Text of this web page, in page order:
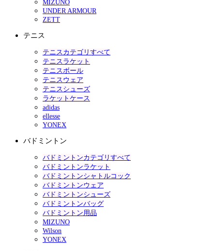
MIZUNO
UNDER ARMOUR
ZETT
テニス
テニスカテゴリすべて
テニスラケット
テニスボール
テニスウェア
テニスシューズ
ラケットケース
adidas
ellesse
YONEX
バドミントン
バドミントンカテゴリすべて
バドミントンラケット
バドミントンシャトルコック
バドミントンウェア
バドミントンシューズ
バドミントンバッグ
バドミントン用品
MIZUNO
Wilson
YONEX